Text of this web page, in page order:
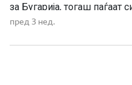
за Бугарија, тогаш паѓаат
дека проблемот никогаш
реформите, владеењето
пред 3 нед.